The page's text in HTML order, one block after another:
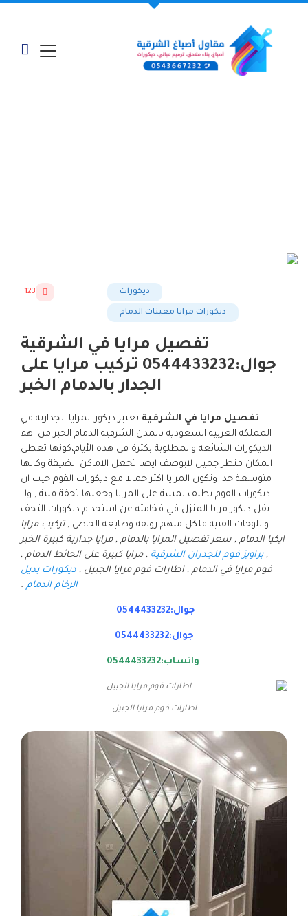
ديكورات
ديكورات مرايا معينات الدمام
123
تفصيل مرايا في الشرقية
جوال:0544433232 تركيب مرايا على
الجدار بالدمام الخبر
تفصيل مرايا في الشرقية تعتبر ديكور المرايا الجدارية في
المملكة العربية السعودية بالمدن الشرقية الدمام الخبر من اهم
الديكورات الشائعه والمطلوبة بكثرة في هذه الأيام،كونها تعطي
المكان منظر جميل لايوصف ايضا تجعل الاماكن الضيقة وكانها
متوسعة جدا وتكون المرايا اكثر جمالا مع ديكورات الفوم حيث ان
ديكورات الفوم يظيف لمسة على المرايا وجعلها تحفة فنية , ولا
يقل ديكور مرايا المنزل في فخامته عن استخدام ديكورات التحف
واللوحات الفنية فلكل منهم رونقة وطابعة الخاص ,تركيب مرايا
ايكيا الدمام , سعر تفصيل المرايا بالدمام , مرايا جدارية كبيرة الخبر
, براويز فوم للجدران الشرقية , مرايا كبيرة على الحائط الدمام ,
فوم مرايا في الدمام , اطارات فوم مرايا الجبيل , ديكورات بديل
الرخام الدمام .
جوال:0544433232
جوال:0544433232
واتساب:0544433232
اطارات فوم مرايا الجبيل